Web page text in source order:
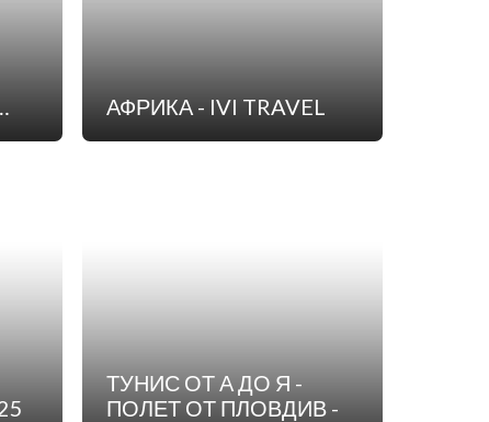
АФРИКА - IVI TRAVEL
ТУНИС ОТ А ДО Я -
ПОЛЕТ ОТ ПЛОВДИВ -